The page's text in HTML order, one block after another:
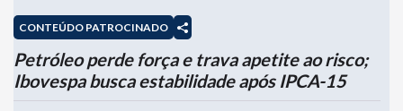
CONTEÚDO PATROCINADO
Petróleo perde força e trava apetite ao risco;
Ibovespa busca estabilidade após IPCA-15